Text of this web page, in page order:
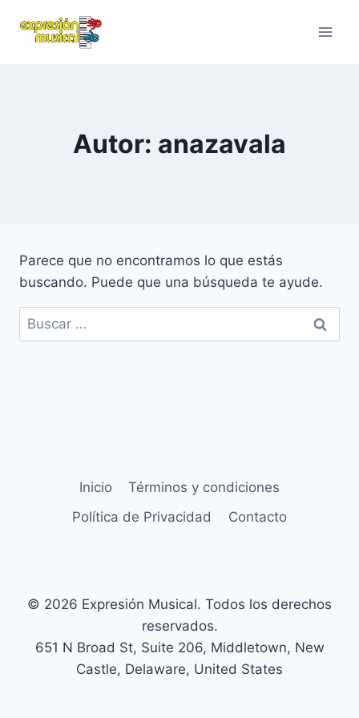
Autor: anazavala
Parece que no encontramos lo que estás
buscando. Puede que una búsqueda te ayude.
Buscar:
Inicio
Términos y condiciones
Política de Privacidad
Contacto
© 2026 Expresión Musical. Todos los derechos
reservados.
651 N Broad St, Suite 206, Middletown, New
Castle, Delaware, United States